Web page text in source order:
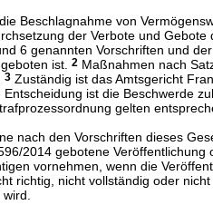
Beschlagnahme von
der Verbote und Gebote
6 genannten Vorschriften und der
geboten ist.2 Maßnahmen nach
3 Zuständig ist das Amtsgericht
ist die Beschwerde
gelten
nach den Vorschriften dieses
2014 gebotene Veröffentlichung
vornehmen, wenn die
richtig, nicht vollständig oder